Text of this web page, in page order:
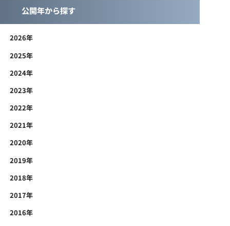
公開年から探す
2026年
2025年
2024年
2023年
2022年
2021年
2020年
2019年
2018年
2017年
2016年